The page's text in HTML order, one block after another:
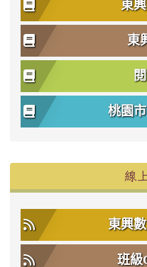
東
東
桃園
線
東興
班級